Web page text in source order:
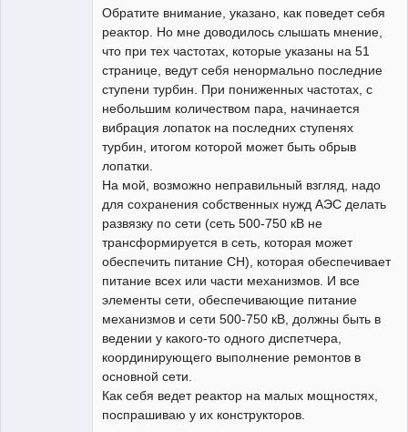
Обратите внимание, указано, как поведет себя
реактор. Но мне доводилось слышать мнение,
что при тех частотах, которые указаны на 51
странице, ведут себя ненормально последние
ступени турбин. При пониженных частотах, с
небольшим количеством пара, начинается
вибрация лопаток на последних ступенях
турбин, итогом которой может быть обрыв
лопатки.
На мой, возможно неправильный взгляд, надо
для сохранения собственных нужд АЭС делать
развязку по сети (сеть 500-750 кВ не
трансформируется в сеть, которая может
обеспечить питание СН), которая обеспечивает
питание всех или части механизмов. И все
элементы сети, обеспечивающие питание
механизмов и сети 500-750 кВ, должны быть в
ведении у какого-то одного диспетчера,
координирующего выполнение ремонтов в
основной сети.
Как себя ведет реактор на малых мощностях,
поспрашиваю у их конструкторов.